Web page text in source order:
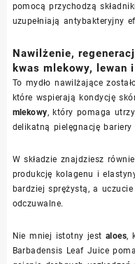
pomocą przychodzą
uzupełniają antybakteryjny
Nawilżenie,
kwas mlekowy, lewan
To mydło nawilżające
które wspierają kondycję
mlekowy, który pomaga
delikatną pielęgnację bariery
W składzie znajdziesz
produkcję kolagenu i
bardziej sprężystą, a
odczuwalne.
Nie mniej istotny jest aloes,
Barbadensis Leaf Juice